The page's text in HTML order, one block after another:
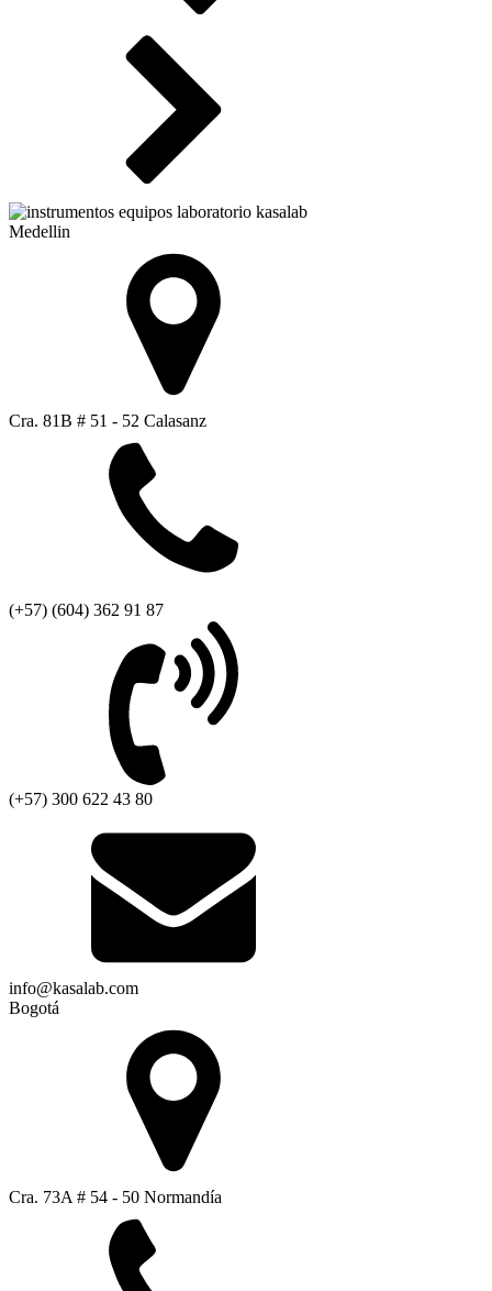
Medellin
Cra. 81B # 51 - 52 Calasanz
(+57) (604) 362 91 87
(+57) 300 622 43 80
info@kasalab.com
Bogotá
Cra. 73A # 54 - 50 Normandía